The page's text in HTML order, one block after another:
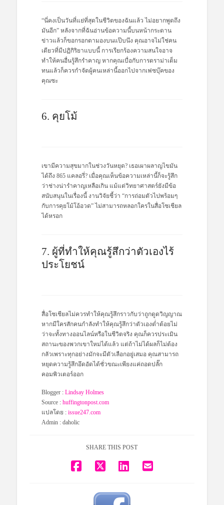
“นี่คงเป็นวันที่แย่ที่สุดในชีวิตของฉันแล้ว ไม่อยากพูดถึง
มันอีก” หลังจากที่ฉันอ่านข้อความนี้บนหน้ากระดาน
ข่าวแล้วก็ขอกรอกตามองบนแป๊บนึง คุณอาจไม่ใช่คน
เดียวที่มีปฏิกิริยาแบบนี้ การเรียกร้องความสนใจอาจ
ทำให้คนอื่นรู้สึกรำคาญ หากคุณเบื่อกับการดราม่าเต็ม
ทนแล้วก็ควรกำจัดผู้คนเหล่านี้ออกไปจากเฟซบุ๊คของ
คุณซะ
6. คุยโม้
เขามีความสุขมากในช่วงวันหยุด? เธอเผาผลาญไขมัน
ได้ถึง 865 แคลอรี่? เมื่อคุณเห็นข้อความเหล่านี้ก็จะรู้สึก
ว่าช่างน่ารำคาญเหลือเกิน แม้แต่วิทยาศาสตร์ยังมีข้อ
สนับสนุนในเรื่องนี้ งานวิจัยชี้ว่า “การถ่อมตัวไปพร้อมๆ
กับการคุยโม้โอ้อวด” ไม่สามารถหลอกใครในสื่อโซเชียล
ได้หรอก
7. ผู้ที่ทำให้คุณรู้สึกว่าตัวเองไร้
ประโยชน์
สื่อโซเชียลไม่ควรทำให้คุณรู้สึกราวกับว่าถูกดูดวิญญาณ
หากมีใครสักคนกำลังทำให้คุณรู้สึกว่าตัวเองต่ำต้อยไม่
ว่าจะทั้งทางออนไลน์หรือในชีวิตจริง คุณก็ควรประเมิน
สถานะของพวกเขาใหม่ได้แล้ว แต่ถ้าไม่ได้ผลก็ไม่ต้อง
กลัวเพราะทุกอย่างมักจะมีตัวเลือกอยู่เสมอ คุณสามารถ
หยุดความรู้สึกอึดอัดได้ชั่วขณะเพียงแค่ถอดปลั๊ก
คอมพิวเตอร์ออก
Blogger :Lindsay Holmes
Source :huffingtonpost.com
แปลโดย :issue247.com
Admin : daholic
SHARE THIS POST